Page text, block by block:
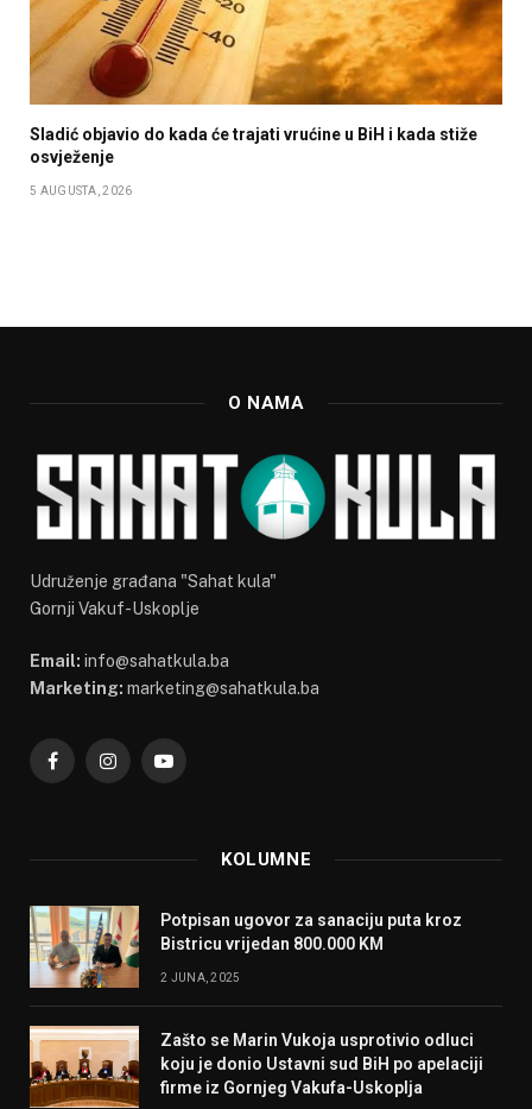
Sladić objavio do kada će trajati vrućine u BiH i kada stiže
osvježenje
5 AUGUSTA, 2026
O NAMA
Udruženje građana "Sahat kula"
Gornji Vakuf-Uskoplje
Email: info@sahatkula.ba
Marketing: marketing@sahatkula.ba
FacebookInstagramYouTube
KOLUMNE
Potpisan ugovor za sanaciju puta kroz
Bistricu vrijedan 800.000 KM
2 JUNA, 2025
Zašto se Marin Vukoja usprotivio odluci
koju je donio Ustavni sud BiH po apelaciji
firme iz Gornjeg Vakufa-Uskoplja